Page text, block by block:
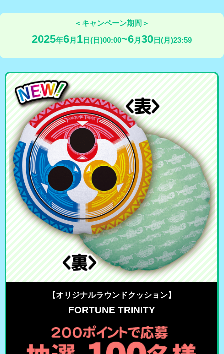
＜キャンペーン期間＞
2025年6月 1 日(日)00:00 6月 30 日(月)23:59
【オリジナルラウンドクッション】
FORTUNE TRINITY